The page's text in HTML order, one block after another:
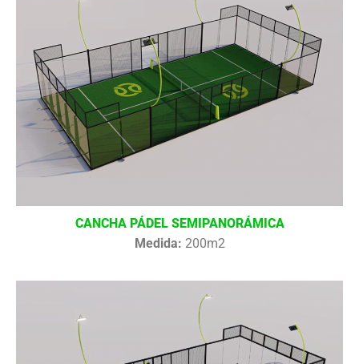
CANCHA PÁDEL SEMIPANORÁMICA
Medida: 200m2